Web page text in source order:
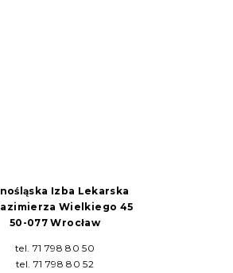
Izba Lekarska
Wielkiego 45
50-077 Wrocław
tel. 71 798 80 50
tel. 71 798 80 52